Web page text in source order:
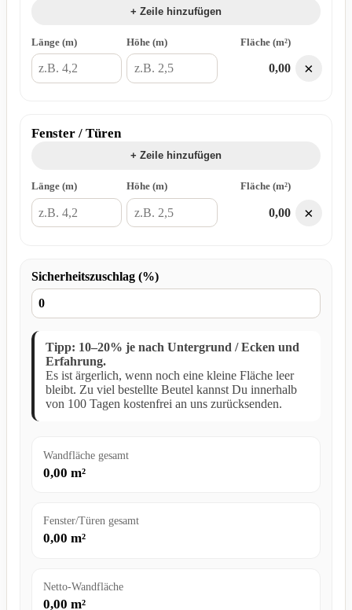
+ Zeile hinzufügen
Länge (m) Höhe (m) Fläche (m²)
0,00 ×
Fenster / Türen
+ Zeile hinzufügen
Länge (m) Höhe (m) Fläche (m²)
0,00 ×
Sicherheitszuschlag (%)
Tipp: 10–20% je nach Untergrund / Ecken und
Erfahrung.
Es ist ärgerlich, wenn noch eine kleine Fläche leer
bleibt. Zu viel bestellte Beutel kannst Du innerhalb
von 100 Tagen kostenfrei an uns zurücksenden.
Wandfläche gesamt
0,00 m²
Fenster/Türen gesamt
0,00 m²
Netto-Wandfläche
0,00 m²